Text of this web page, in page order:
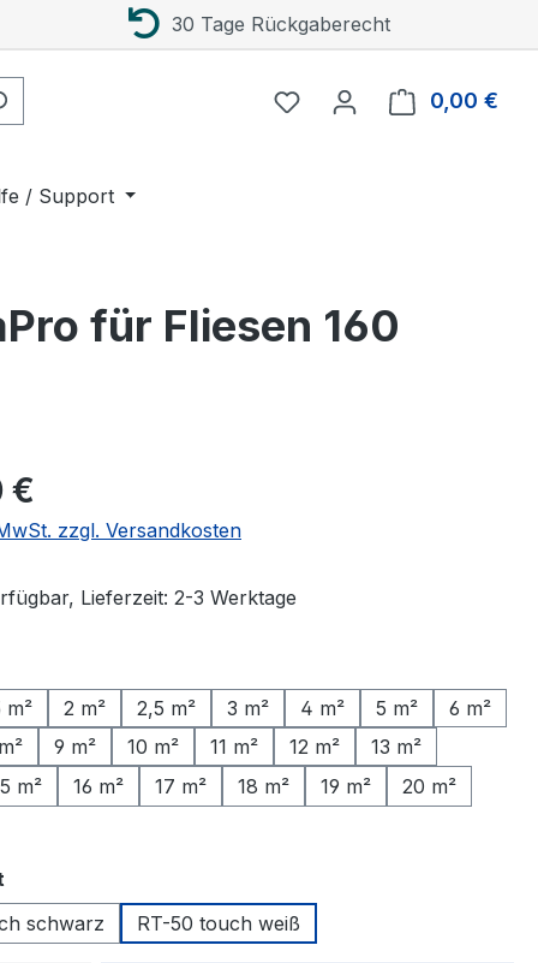
30 Tage Rückgaberecht
0,00 €
/ Support
für Fliesen 160
€
zzgl. Versandkosten
Lieferzeit: 2-3 Werktage
m² 2 m² 2,5 m² 3 m² 4 m² 5 m²
6 m²
9 m² 10 m² 11 m² 12 m²
13 m²
m² 16 m² 17 m² 18 m² 19 m²
20 m²
schwarz
RT-50 touch weiß